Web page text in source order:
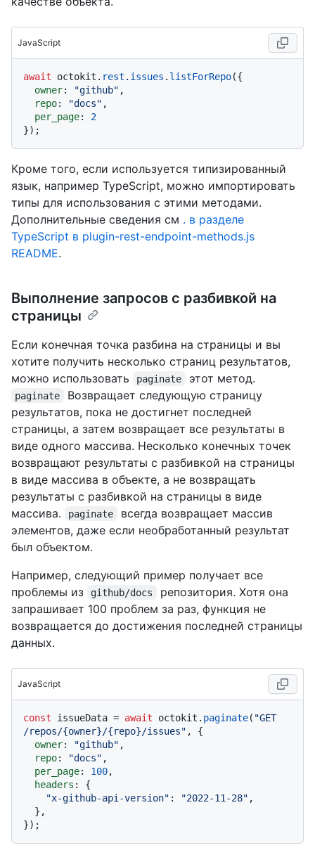
JavaScript
await octokit. rest . issues . listForRepo({
owner: "github" ,
repo: "docs" ,
per_page: 2
Кроме того, если используется типизированный
язык, например TypeScript, можно импортировать
типы для использования с этими методами.
Дополнительные сведения см . в разделе
TypeScript в plugin-rest-endpoint-methods.js
README.
Выполнение запросов с разбивкой на
страницы
Если конечная точка разбина на страницы и вы
хотите получить несколько страниц результатов,
можно использовать
paginate этот метод.
paginate
Возвращает следующую страницу
результатов, пока не достигнет последней
страницы, а затем возвращает все результаты в
виде одного массива. Несколько конечных точек
возвращают результаты с разбивкой на страницы
в виде массива в объекте, а не возвращать
результаты с разбивкой на страницы в виде
массива.
paginate
всегда возвращает массив
элементов, даже если необработанный результат
был объектом.
Например, следующий пример получает все
проблемы из
github/docs
репозитория. Хотя она
запрашивает 100 проблем за раз, функция не
возвращается до достижения последней страницы
данных.
JavaScript
const issueData = await octokit. paginate( "GET
/repos/{owner}/{repo}/issues" , {
owner: "github" ,
repo: "docs" ,
per_page: 100,
headers : {
"x-github-api-version" : "2022-11-28" ,